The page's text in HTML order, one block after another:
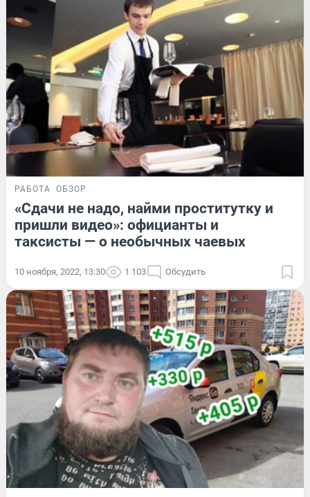
РАБОТА ОБЗОР
«Сдачи не надо, найми проститутку и
пришли видео»: официанты и
таксисты — о необычных чаевых
10 ноября, 2022, 13:30 1 103 Обсудить